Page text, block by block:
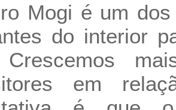
Mogi é um
do interior
Crescemos
em